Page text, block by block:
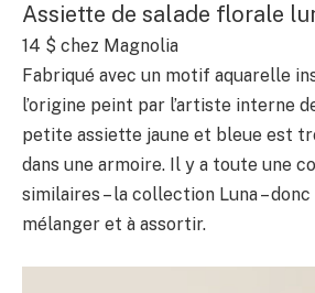
Assiette de salade florale
14 $ chez Magnolia
Fabriqué avec un motif aquarelle
l’origine peint par l’artiste interne
petite assiette jaune et bleue est
dans une armoire. Il y a toute une
similaires – la collection Luna –
mélanger et à assortir.